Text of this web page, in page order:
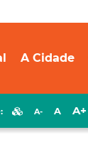
A Cidade
A- A A+